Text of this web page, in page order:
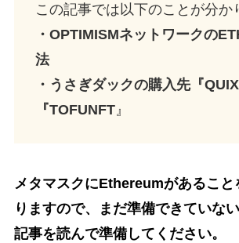
この記事では以下のことが分か
・OPTIMISMネットワークの
法
・うさぎダックの購入先『
『TOFUNFT』
メタマスクにEthereumがあること
りますので、まだ準備できていな
記事を読んで準備してください。